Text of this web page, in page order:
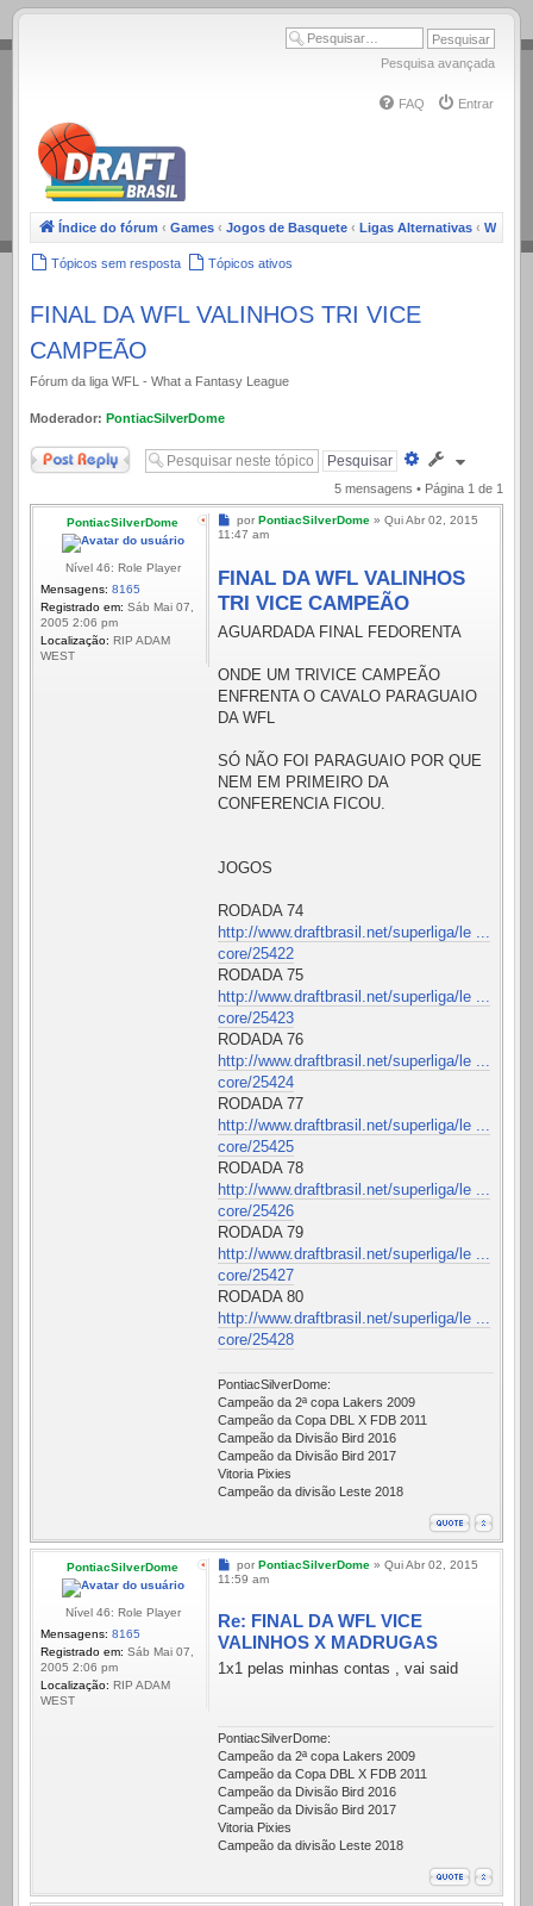
.
Pesquisa avançada
FAQ Entrar
Índice do fórum ‹ Games ‹ Jogos de Basquete ‹ Ligas Alternativas ‹ WFL
Tópicos sem resposta Tópicos ativos
FINAL DA WFL VALINHOS TRI VICE
CAMPEÃO
Fórum da liga WFL - What a Fantasy League
Moderador: PontiacSilverDome
Responder
Pesquisa
avançada
5 mensagens • Página 1 de 1
PontiacSilverDome
Nível 46: Role Player
Mensagens: 8165
Registrado em: Sáb Mai 07,
2005 2:06 pm
Localização: RIP ADAM
WEST
Mensagem
por PontiacSilverDome» Qui Abr 02, 2015
11:47 am
FINAL DA WFL VALINHOS
TRI VICE CAMPEÃO
AGUARDADA FINAL FEDORENTA
ONDE UM TRIVICE CAMPEÃO
ENFRENTA O CAVALO PARAGUAIO
DA WFL
SÓ NÃO FOI PARAGUAIO POR QUE
NEM EM PRIMEIRO DA
CONFERENCIA FICOU.
JOGOS
RODADA 74
http://www.draftbrasil.net/superliga/le ...
core/25422
RODADA 75
http://www.draftbrasil.net/superliga/le ...
core/25423
RODADA 76
http://www.draftbrasil.net/superliga/le ...
core/25424
RODADA 77
http://www.draftbrasil.net/superliga/le ...
core/25425
RODADA 78
http://www.draftbrasil.net/superliga/le ...
core/25426
RODADA 79
http://www.draftbrasil.net/superliga/le ...
core/25427
RODADA 80
http://www.draftbrasil.net/superliga/le ...
core/25428
PontiacSilverDome:
Campeão da 2ª copa Lakers 2009
Campeão da Copa DBL X FDB 2011
Campeão da Divisão Bird 2016
Campeão da Divisão Bird 2017
Vitoria Pixies
Campeão da divisão Leste 2018
PontiacSilverDome
Nível 46: Role Player
Mensagens: 8165
Registrado em: Sáb Mai 07,
2005 2:06 pm
Localização: RIP ADAM
WEST
Mensagem
por PontiacSilverDome» Qui Abr 02, 2015
11:59 am
Re: FINAL DA WFL VICE
VALINHOS X MADRUGAS
1x1 pelas minhas contas , vai said
PontiacSilverDome:
Campeão da 2ª copa Lakers 2009
Campeão da Copa DBL X FDB 2011
Campeão da Divisão Bird 2016
Campeão da Divisão Bird 2017
Vitoria Pixies
Campeão da divisão Leste 2018